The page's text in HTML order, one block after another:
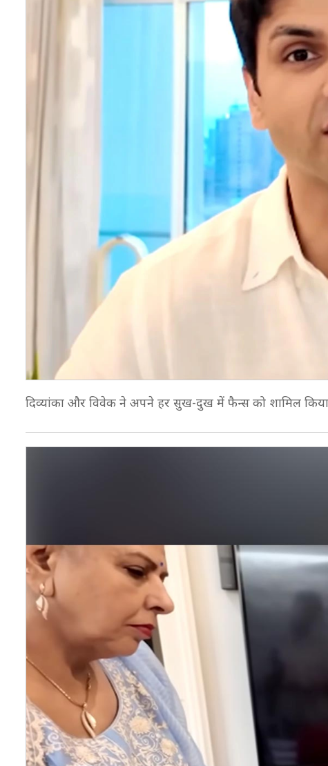
दिव्यांका और विवेक ने अपने हर सुख-दुख में फैन्स को शामिल